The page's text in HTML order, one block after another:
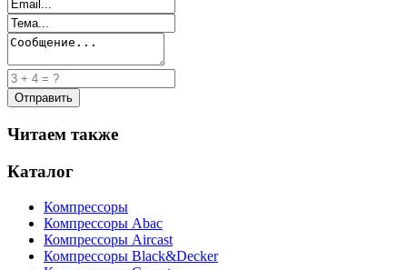
Читаем также
Каталог
Компрессоры
Компрессоры Abac
Компрессоры Aircast
Компрессоры Black&Decker